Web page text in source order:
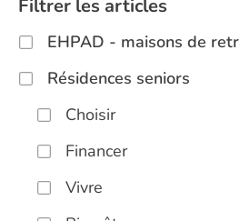
Filtrer les articles
EHPAD - maisons de
Résidences seniors
Choisir
Financer
Vivre